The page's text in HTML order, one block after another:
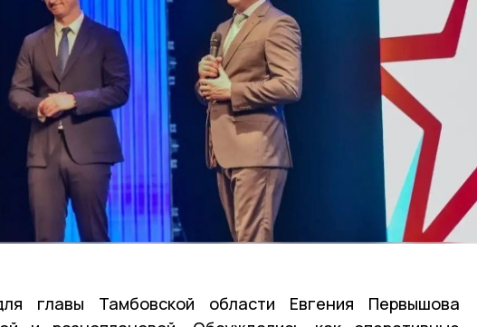
главы Тамбовской области Евгения Первышова